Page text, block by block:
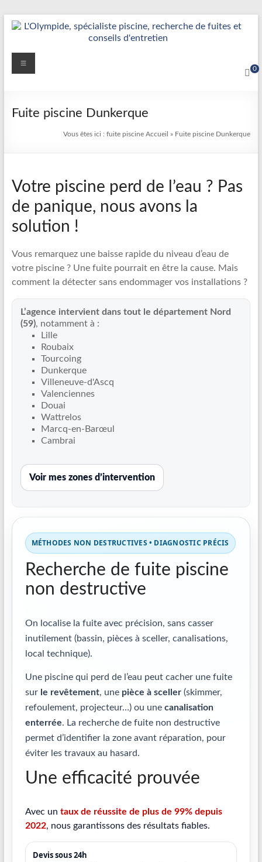
Aller
au
Détection
Réparation
Fuite
L’Olympide
—
Expert
France
Recherche
de
fuite
piscine
partout
réparation
canalisations
0
Menu
Fuite piscine Dunkerque
Vous êtes ici : fuite piscineAccueil » Fuite piscine Dunkerque
Votre piscine perd de l’eau ? Pas
de panique, nous avons la
solution !
Vous remarquez une baisse rapide du niveau d’eau de
votre piscine ? Une fuite pourrait en être la cause. Mais
comment la détecter sans endommager vos installations ?
L’agence intervient dans tout le département Nord
(59), notamment à :
Lille
Roubaix
Tourcoing
Dunkerque
Villeneuve-d'Ascq
Valenciennes
Douai
Wattrelos
Marcq-en-Barœul
Cambrai
Voir mes zones d’intervention
MÉTHODES NON DESTRUCTIVES • DIAGNOSTIC PRÉCIS
Recherche de fuite piscine
non destructive
On localise la fuite avec précision, sans casser
inutilement (bassin, pièces à sceller, canalisations,
local technique).
Une piscine qui perd de l’eau peut cacher une fuite
sur le revêtement, une pièce à sceller(skimmer,
refoulement, projecteur…) ou une canalisation
enterrée. La recherche de fuite non destructive
permet d’identifier la zone avant réparation, pour
éviter les travaux au hasard.
Une efficacité prouvée
Avec un taux de réussite de plus de 99% depuis
2022, nous garantissons des résultats fiables.
Devis sous 24h